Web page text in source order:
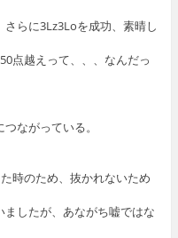
らに3Lz3Loを成功、素晴し
点越えって、、、なんだっ
ながっている。
時のため、抜かれないため
したが、あながち嘘ではな